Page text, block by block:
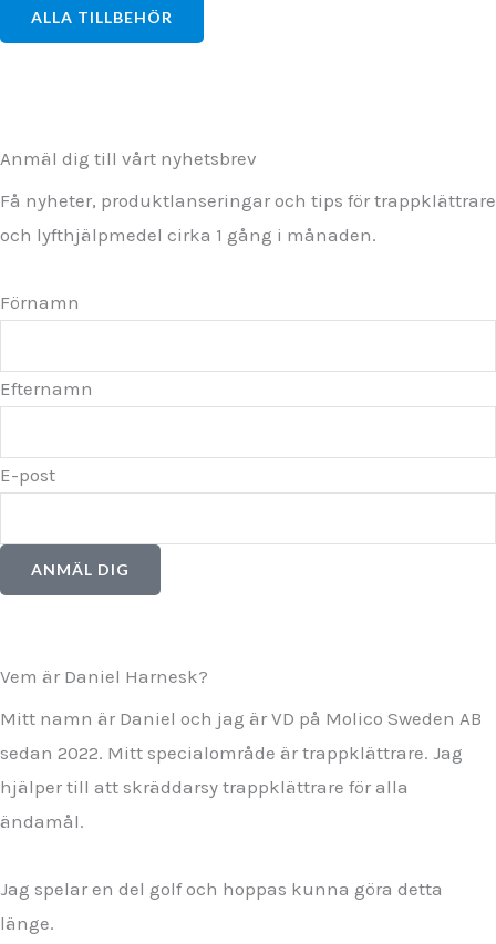
ALLA TILLBEHÖR
Anmäl dig till vårt nyhetsbrev
Få nyheter, produktlanseringar och tips för trappklättrare
och lyfthjälpmedel cirka 1 gång i månaden.
Förnamn
Efternamn
E-post
ANMÄL DIG
Vem är Daniel Harnesk?
Mitt namn är Daniel och jag är VD på Molico Sweden AB
sedan 2022. Mitt specialområde är trappklättrare. Jag
hjälper till att skräddarsy trappklättrare för alla
ändamål.
Jag spelar en del golf och hoppas kunna göra detta
länge.